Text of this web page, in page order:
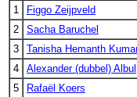
1
Figgo Zeijpveld
2
Sacha Baruchel
3
Tanisha Hemanth
4
Alexander (dubbel) Albul
5
Rafaël Koers